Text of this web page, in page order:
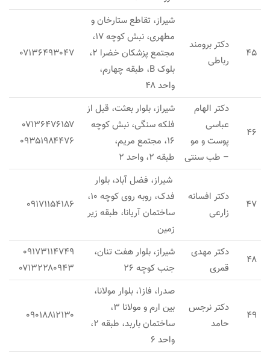
۴۵
دکتر برومند
رباطی
شیراز، تقاطع ستارخان و
مطهری، نبش کوچه ۱۷،
مجتمع پزشکان خضرا ۲،
بلوک B، طبقه چهارم،
واحد ۴۸
۰۷۱۳۶۴۹۳۰۴۷
۴۶
دکتر الهام
عباسی
پوست و مو
– طب سنتی
شیراز، بلوار بعثت، قبل از
فلکه سنگی، نبش کوچه
۱۶، مجتمع مریم،
طبقه ۲، واحد ۲
۰۷۱۳۶۴۷۶۱۵۷
۰۹۳۵۱۹۸۴۴۷۶
۴۷
دکتر افسانه
زارعی
شیراز، فضل آباد، بلوار
فدک، روبه روی کوچه ۱۰،
ساختمان آریانا، طبقه زیر
زمین
۰۹۱۷۱۱۵۴۱۸۶
۴۸
دکتر مهدی
قمری
شیراز، بلوار هفت تنان،
جنب کوچه ۲۶
۰۹۱۷۳۱۱۴۷۴۹
۰۷۱۳۲۲۸۰۹۴۳
۴۹
دکتر نرجس
حامد
صدرا، فاز۱، بلوار مولانا،
بین ارم و مولانا ۳،
ساختمان باربد، طبقه ۲،
واحد ۶
۰۹۰۱۸۸۱۲۱۳۰